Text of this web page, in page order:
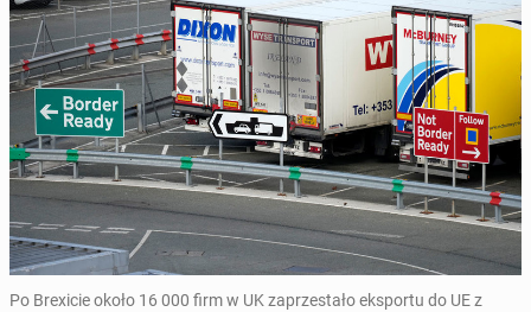
Po Brexicie około 16 000 firm w UK zaprzestało eksportu do UE z